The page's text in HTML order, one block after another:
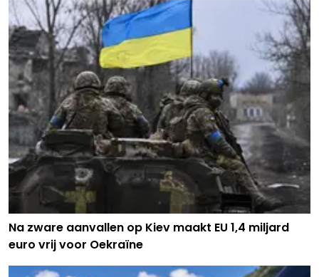
Na zware aanvallen op Kiev maakt EU 1,4 miljard
euro vrij voor Oekraïne